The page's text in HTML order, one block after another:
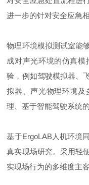
进一步的针对安全应急
物理环境模拟测试室能
成对声光环境的仿真
验，例如驾驶模拟器、
拟器、声光物理环境及
理、基于智能驾驶系统
基于ErgoLAB人机环境
真实现场研究。采用轻
实现场行为的多维度主